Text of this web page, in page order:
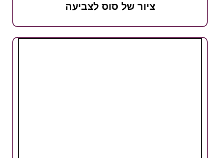
ציור של סוס לצביעה